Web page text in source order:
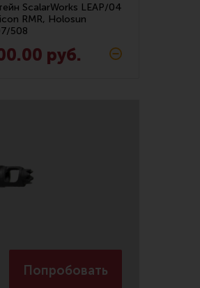
ScalarWorks LEAP/04
RMR, Holosun
508
руб.
Попробовать